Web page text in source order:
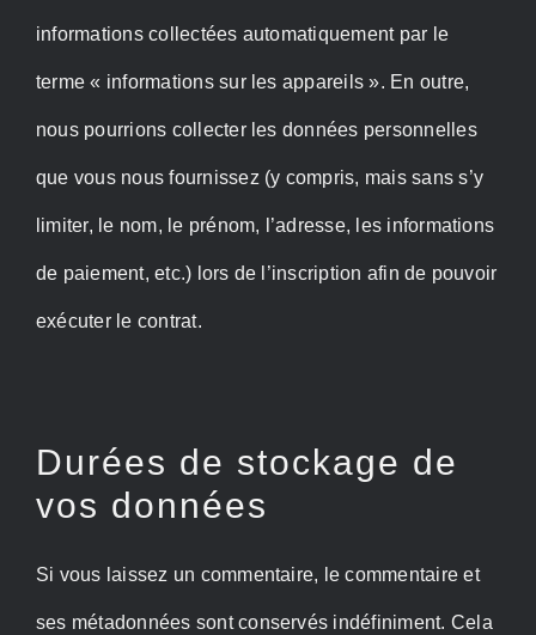
informations collectées automatiquement par le
terme « informations sur les appareils ». En outre,
nous pourrions collecter les données personnelles
que vous nous fournissez (y compris, mais sans s’y
limiter, le nom, le prénom, l’adresse, les informations
de paiement, etc.) lors de l’inscription afin de pouvoir
exécuter le contrat.
Durées de stockage de
vos données
Si vous laissez un commentaire, le commentaire et
ses métadonnées sont conservés indéfiniment. Cela